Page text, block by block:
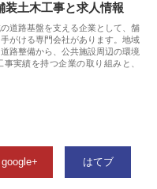
装土木工事と求人情報
道路基盤を支える企業として、舗
がける専門会社があります。地域
路整備から、公共施設周辺の環境
実績を持つ企業の取り組みと、
google+ はてブ